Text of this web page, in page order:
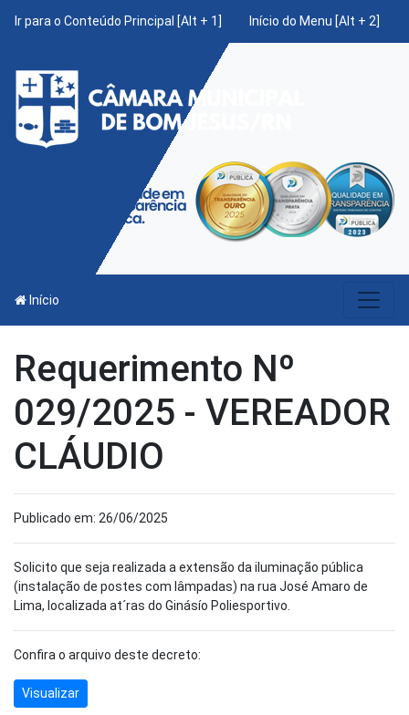
Ir para o Conteúdo Principal [Alt + 1] Início do Menu [Alt + 2]
Início
Requerimento Nº
029/2025 - VEREADOR
CLÁUDIO
Publicado em: 26/06/2025
Solicito que seja realizada a extensão da iluminação pública
(instalação de postes com lâmpadas) na rua José Amaro de
Lima, localizada at´ras do Ginásío Poliesportivo.
Confira o arquivo deste decreto:
Visualizar